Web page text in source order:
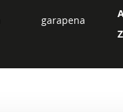
garapena